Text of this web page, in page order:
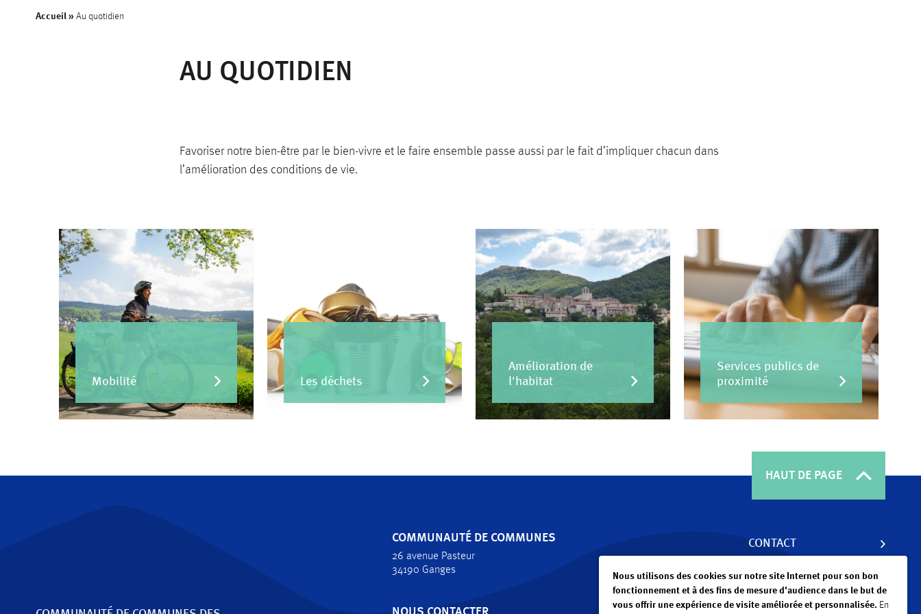
Accueil » Au quotidien
AU QUOTIDIEN
Favoriser notre bien-être par le bien-vivre et le faire ensemble passe aussi par le fait d’impliquer chacun dans
l’amélioration des conditions de vie.
Mobilité Les déchets
Amélioration de
l'habitat
Services publics de
proximité
HAUT DE PAGE
COMMUNAUTÉ DE COMMUNES
26 avenue Pasteur
34190 Ganges
CONTACT
ACTUALITÉS
Nous utilisons des cookies sur notre site Internet pour son bon
fonctionnement et à des fins de mesure d'audience dans le but de
vous offrir une expérience de visite améliorée et personnalisée. En